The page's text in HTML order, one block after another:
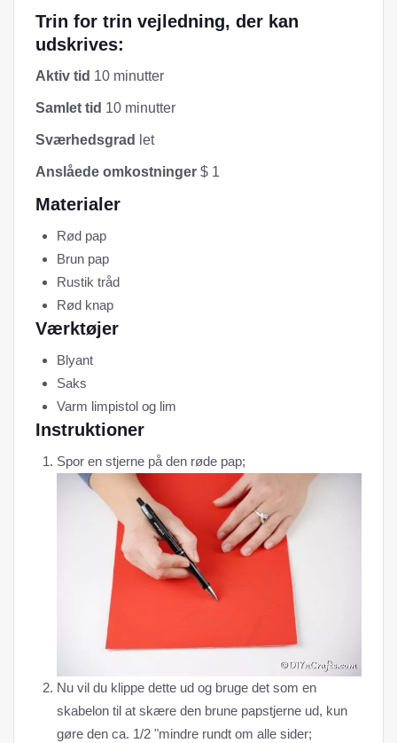
Trin for trin vejledning, der kan
udskrives:
Aktiv tid 10 minutter
Samlet tid 10 minutter
Sværhedsgrad let
Anslåede omkostninger $ 1
Materialer
Rød pap
Brun pap
Rustik tråd
Rød knap
Værktøjer
Blyant
Saks
Varm limpistol og lim
Instruktioner
Spor en stjerne på den røde pap;
Nu vil du klippe dette ud og bruge det som en
skabelon til at skære den brune papstjerne ud, kun
gøre den ca. 1/2 "mindre rundt om alle sider;